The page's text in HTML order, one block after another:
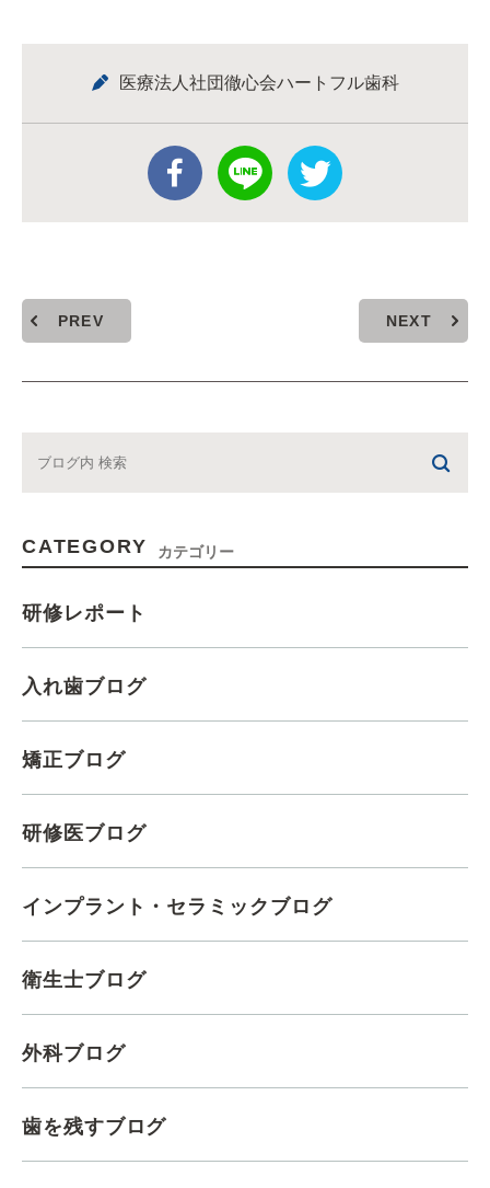
医療法人社団徹心会ハートフル歯科
PREV NEXT
CATEGORY カテゴリー
研修レポート
入れ歯ブログ
矯正ブログ
研修医ブログ
インプラント・セラミックブログ
衛生士ブログ
外科ブログ
歯を残すブログ